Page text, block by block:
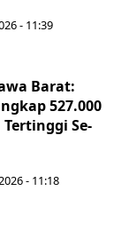
- 11:39
Barat:
527.000
Se-
- 11:18